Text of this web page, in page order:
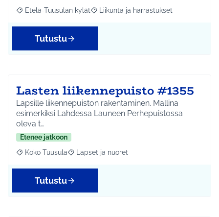
Rajaa tulokset aihepiirin mukaan: Etelä-Tuusulan kylät
Etelä-Tuusulan kylät Rajaa tulokset teeman mukaan:
Liikunta ja harrastukset
Tutustu
Lasten liikennepuisto #1355
Lapsille liikennepuiston rakentaminen. Mallina
esimerkiksi Lahdessa Launeen Perhepuistossa
oleva t…
Etenee jatkoon
Rajaa tulokset aihepiirin mukaan: Koko Tuusula
Koko Tuusula Rajaa tulokset teeman mukaan: Lapset ja
Lapset ja nuoret
Tutustu